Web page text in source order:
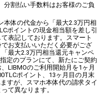
分割払い手数料はお客様のご負
本体の代金から「最大2.3万円相
ポイントの現金相当額を差し引
表記しております。スマート
お支払いいただく必要がござ
最大2.3万円相当還元キャンペ
定のプランにて、新たにご契約
LIBMOのご利用開始月を1ヶ月
ポイント、13ヶ月目の月末
すが、スマホ本体代の請求タイ
て異なります。